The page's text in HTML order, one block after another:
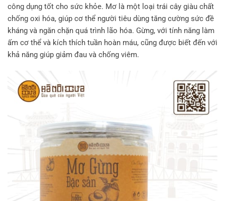
công dụng tốt cho sức khỏe. Mơ là một loại trái cây giàu chất
chống oxi hóa, giúp cơ thể người tiêu dùng tăng cường sức đề
kháng và ngăn chặn quá trình lão hóa. Gừng, với tính năng làm
ấm cơ thể và kích thích tuần hoàn máu, cũng được biết đến với
khả năng giúp giảm đau và chống viêm.